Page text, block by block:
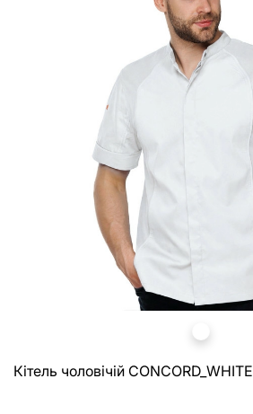
Кітель чоловічій CONCORD_WHITE